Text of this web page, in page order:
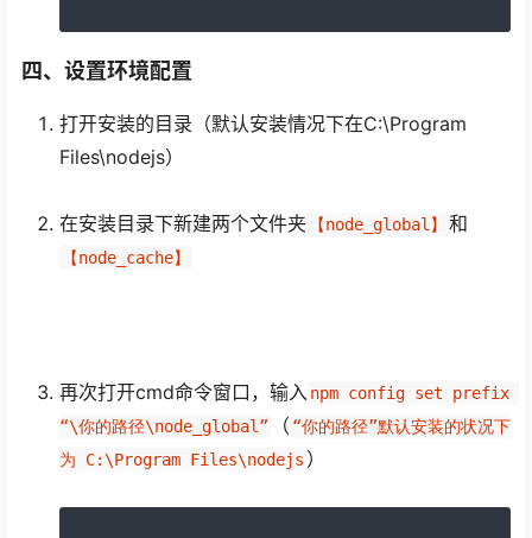
四、设置环境配置
打开安装的目录（默认安装情况下在C:\Program
Files\nodejs）
在安装目录下新建两个文件夹 【node_global】 和
【node_cache】
再次打开cmd命令窗口，输入 npm config set prefix
“\你的路径\node_global”
（ “你的路径”默认安装的状况下
为 C:\Program Files\nodejs ）